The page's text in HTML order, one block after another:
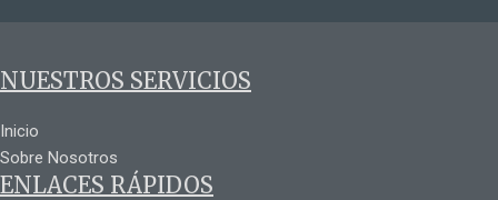
NUESTROS SERVICIOS
Inicio
Sobre Nosotros
ENLACES RÁPIDOS